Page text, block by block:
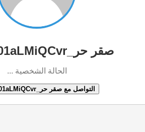
صقر حر_Cq55L01aLMiQCvr
الحالة الشخصية ...
التواصل مع صقر حر_Cq55L01aLMiQCvr